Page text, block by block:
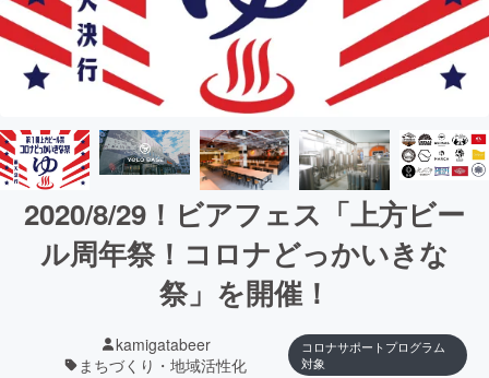
2020/8/29！ビアフェス「上方ビー
ル周年祭！コロナどっかいきな
祭」を開催！
kamigatabeer
まちづくり・地域活性化
コロナサポートプログラム
対象